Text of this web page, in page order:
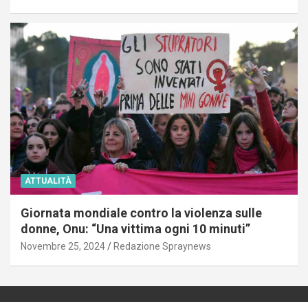
ATTUALITÀ
Giornata mondiale contro la violenza sulle
donne, Onu: “Una vittima ogni 10 minuti”
Novembre 25, 2024 Redazione Spraynews